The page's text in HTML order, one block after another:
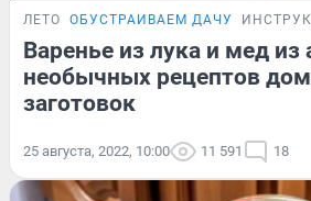
ЛЕТО ОБУСТРАИВАЕМ ДАЧУ
Варенье из лука и мед из
необычных рецептов
заготовок
25 августа, 2022, 10:00 11 591 18